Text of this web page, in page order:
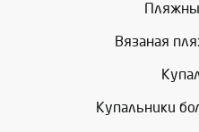
Вязаная
Купальники